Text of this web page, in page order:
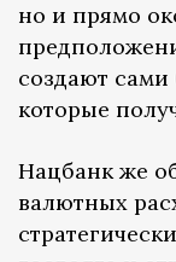
но и прямо
создают сами
которые
Нацбанк же
валютных